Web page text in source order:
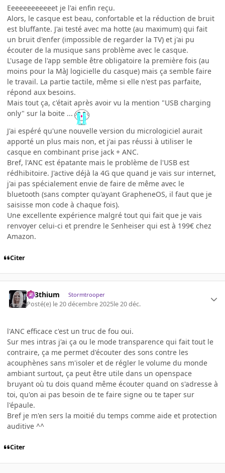
Eeeeeeeeeeeet je l'ai enfin reçu.
Alors, le casque est beau, confortable et la réduction de bruit
est bluffante. J'ai testé avec ma hotte (au maximum) qui fait
un bruit d'enfer (impossible de regarder la TV) et j'ai pu
écouter de la musique sans problème avec le casque.
L'usage de l'app semble être obligatoire la première fois (au
moins pour la MàJ logicielle du casque) mais ça semble faire
le travail. La partie tactile, même si elle n'est pas parfaite,
répond aux besoins.
Mais tout ça, c'était après avoir vu la mention "USB charging
only" sur la boite ...
J'ai espéré qu'une nouvelle version du micrologiciel aurait
apporté un plus mais non, et j'ai pas réussi à utiliser le
casque en combinant prise jack + ANC.
Bref, l'ANC est épatante mais le problème de l'USB est
rédhibitoire. J'active déjà la 4G que quand je vais sur internet,
j'ai pas spécialement envie de faire de même avec le
bluetooth (sans compter qu'ayant GrapheneOS, il faut que je
saisisse mon code à chaque fois).
Une excellente expérience malgré tout qui fait que je vais
renvoyer celui-ci et prendre le Senheiser qui est à 199€ chez
Amazon.
Citer
L33thium Stormtrooper
Posté(e) le 20 décembre 2025le 20 déc.
l'ANC efficace c'est un truc de fou oui.
Sur mes intras j'ai ça ou le mode transparence qui fait tout le
contraire, ça me permet d'écouter des sons contre les
acouphènes sans m'isoler et de régler le volume du monde
ambiant surtout, ça peut être utile dans un openspace
bruyant où tu dois quand même écouter quand on s'adresse à
toi, qu'on ai pas besoin de te faire signe ou te taper sur
l'épaule.
Bref je m'en sers la moitié du temps comme aide et protection
auditive ^^
Citer